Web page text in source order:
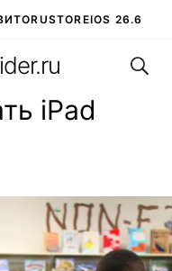
RUSTOREIOS 26.6
ЧАТ В ROBLOX
iPad